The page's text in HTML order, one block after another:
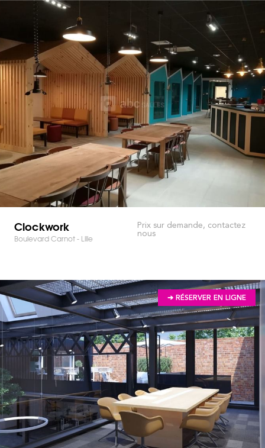
Clockwork
Boulevard Carnot - Lille
Prix sur demande, contactez
nous
➔ RÉSERVER EN LIGNE